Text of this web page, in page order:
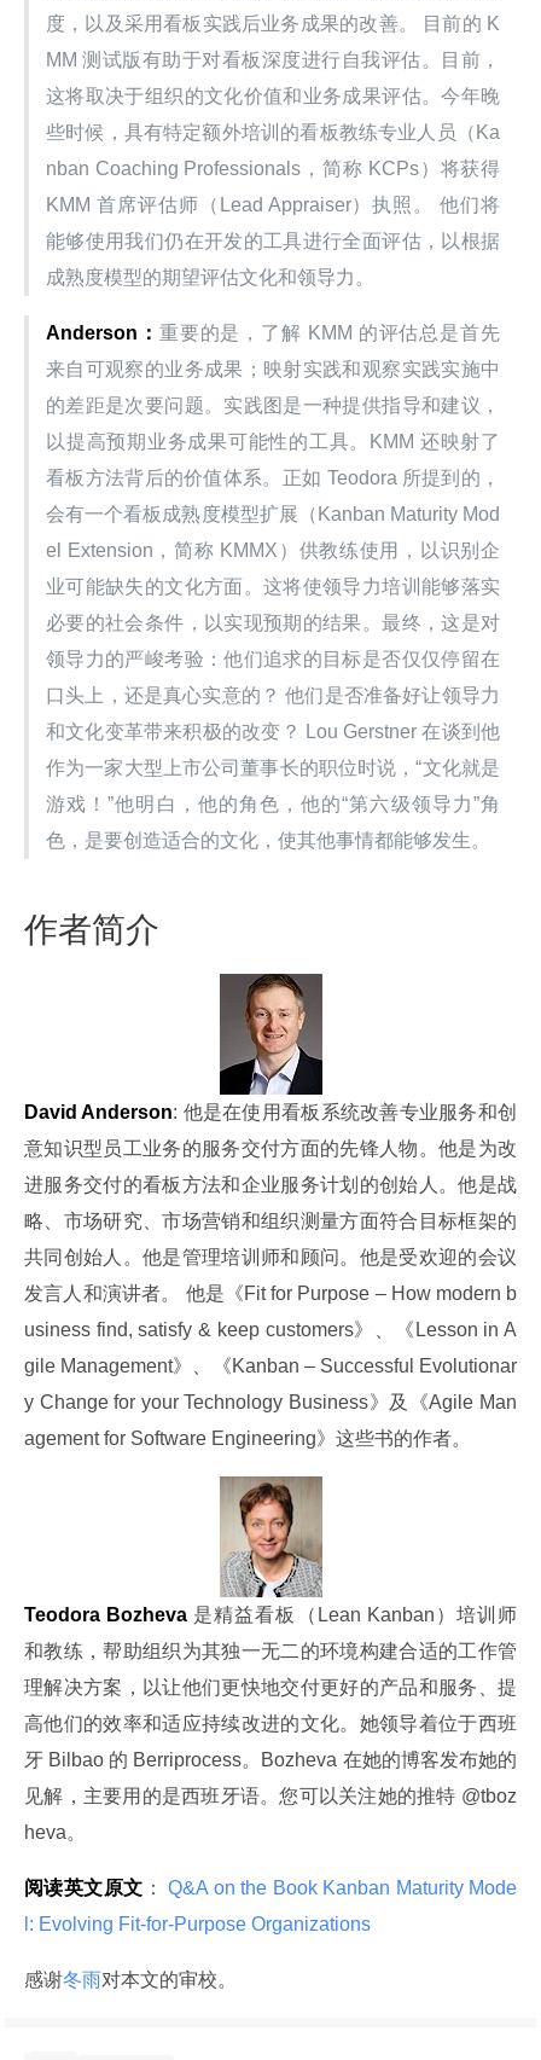
度，以及采用看板实践后业务成果的改善。 目前的 K
MM 测试版有助于对看板深度进行自我评估。目前，
这将取决于组织的文化价值和业务成果评估。今年晚
些时候，具有特定额外培训的看板教练专业人员（Ka
nban Coaching Professionals，简称 KCPs）将获得
KMM 首席评估师（Lead Appraiser）执照。 他们将
能够使用我们仍在开发的工具进行全面评估，以根据
成熟度模型的期望评估文化和领导力。
Anderson： 重要的是，了解 KMM 的评估总是首先
来自可观察的业务成果；映射实践和观察实践实施中
的差距是次要问题。实践图是一种提供指导和建议，
以提高预期业务成果可能性的工具。KMM 还映射了
看板方法背后的价值体系。正如 Teodora 所提到的，
会有一个看板成熟度模型扩展（Kanban Maturity Mod
el Extension，简称 KMMX）供教练使用，以识别企
业可能缺失的文化方面。这将使领导力培训能够落实
必要的社会条件，以实现预期的结果。最终，这是对
领导力的严峻考验：他们追求的目标是否仅仅停留在
口头上，还是真心实意的？ 他们是否准备好让领导力
和文化变革带来积极的改变？ Lou Gerstner 在谈到他
作为一家大型上市公司董事长的职位时说，“文化就是
游戏！”他明白，他的角色，他的“第六级领导力”角
色，是要创造适合的文化，使其他事情都能够发生。
作者简介
David Anderson: 他是在使用看板系统改善专业服务和创
意知识型员工业务的服务交付方面的先锋人物。他是为改
进服务交付的看板方法和企业服务计划的创始人。他是战
略、市场研究、市场营销和组织测量方面符合目标框架的
共同创始人。他是管理培训师和顾问。他是受欢迎的会议
发言人和演讲者。 他是《Fit for Purpose – How modern b
usiness find, satisfy & keep customers》、《Lesson in A
gile Management》、《Kanban – Successful Evolutionar
y Change for your Technology Business》及《Agile Man
agement for Software Engineering》这些书的作者。
Teodora Bozheva 是精益看板（Lean Kanban）培训师
和教练，帮助组织为其独一无二的环境构建合适的工作管
理解决方案，以让他们更快地交付更好的产品和服务、提
高他们的效率和适应持续改进的文化。她领导着位于西班
牙 Bilbao 的 Berriprocess。Bozheva 在她的博客发布她的
见解，主要用的是西班牙语。您可以关注她的推特 @tboz
heva。
阅读英文原文 ：
Q&A on the Book Kanban Maturity Mode
l: Evolving Fit-for-Purpose Organizations
感谢冬雨对本文的审校。